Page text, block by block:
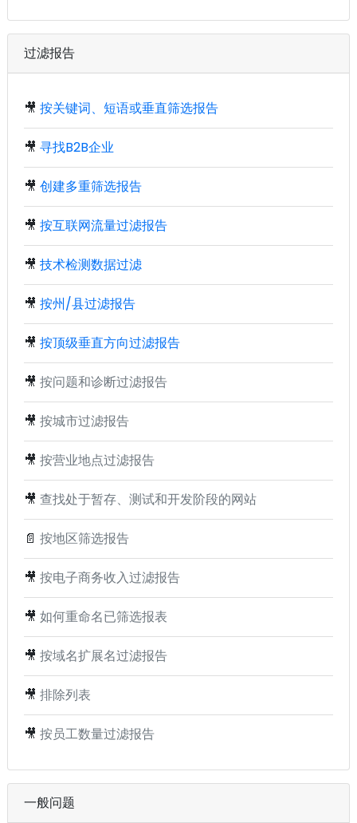
过滤报告
🎥 按关键词、短语或垂直筛选报告
🎥 寻找B2B企业
🎥 创建多重筛选报告
🎥 按互联网流量过滤报告
🎥 技术检测数据过滤
🎥 按州/县过滤报告
🎥 按顶级垂直方向过滤报告
🎥 按问题和诊断过滤报告
🎥 按城市过滤报告
🎥 按营业地点过滤报告
🎥 查找处于暂存、测试和开发阶段的网站
📄 按地区筛选报告
🎥 按电子商务收入过滤报告
🎥 如何重命名已筛选报表
🎥 按域名扩展名过滤报告
🎥 排除列表
🎥 按员工数量过滤报告
一般问题